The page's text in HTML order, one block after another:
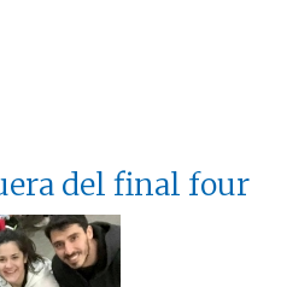
del final four